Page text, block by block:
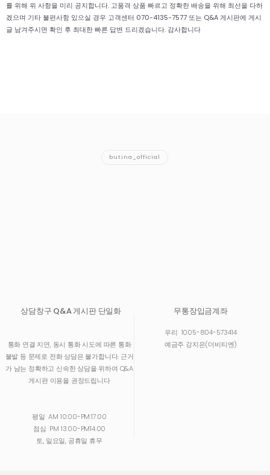
를 위해 위 사항을 미리 공지합니다. 고품격 상품 빠르고 정확한 배송을 위해 최선을 다하
겠으며 기타 불편사항 있으실 경우 고객센터 070-4135-7577 또는 Q&A 게시판에 게시
글 남겨주시면 확인 후 최대한 빠른 답변 드리겠습니다. 감사합니다
butina_official
상담창구 Q&A 게시판 단일화
통화 연결 지연, 동시 통화 시도에 따른 통화
불발 등 문제로 전화 상담은 불가합니다. 근거
가 남는 정확하고 신속한 상담을 위하여 Q&A
게시판 이용을 권장드립니다
평일 AM 10:00-PM:17:00
점심 PM 13:00-PM14:00
토, 일요일, 공휴일 휴무
무통장입금계좌
우리 1005-804-573414
예금주 강지은(더비티엔)